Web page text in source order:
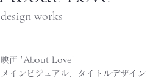
works
映画 "About Love"​
​メインビジュアル、タイトルデザイン